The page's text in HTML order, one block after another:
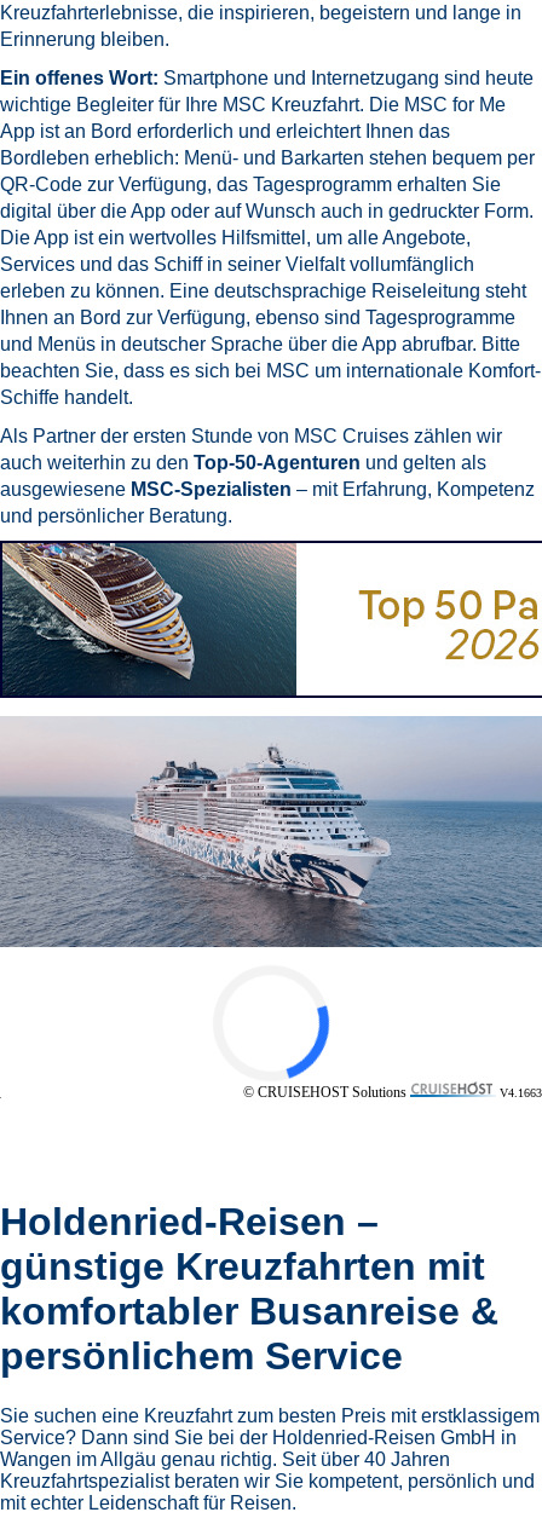
Kreuzfahrterlebnisse, die inspirieren, begeistern und lange in
Erinnerung bleiben.
Ein offenes Wort: Smartphone und Internetzugang sind heute
wichtige Begleiter für Ihre MSC Kreuzfahrt. Die MSC for Me
App ist an Bord erforderlich und erleichtert Ihnen das
Bordleben erheblich: Menü- und Barkarten stehen bequem per
QR-Code zur Verfügung, das Tagesprogramm erhalten Sie
digital über die App oder auf Wunsch auch in gedruckter Form.
Die App ist ein wertvolles Hilfsmittel, um alle Angebote,
Services und das Schiff in seiner Vielfalt vollumfänglich
erleben zu können. Eine deutschsprachige Reiseleitung steht
Ihnen an Bord zur Verfügung, ebenso sind Tagesprogramme
und Menüs in deutscher Sprache über die App abrufbar. Bitte
beachten Sie, dass es sich bei MSC um internationale Komfort-
Schiffe handelt.
Als Partner der ersten Stunde von MSC Cruises zählen wir
auch weiterhin zu den Top-50-Agenturen und gelten als
ausgewiesene MSC-Spezialisten – mit Erfahrung, Kompetenz
und persönlicher Beratung.
© CRUISEHOST Solutions V4.1663
Holdenried-Reisen –
günstige Kreuzfahrten mit
komfortabler Busanreise &
persönlichem Service
Sie suchen eine Kreuzfahrt zum besten Preis mit erstklassigem
Service? Dann sind Sie bei der Holdenried-Reisen GmbH in
Wangen im Allgäu genau richtig. Seit über 40 Jahren
Kreuzfahrtspezialist beraten wir Sie kompetent, persönlich und
mit echter Leidenschaft für Reisen.